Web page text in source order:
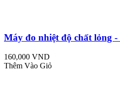
Máy đo nhiệt độ chất lỏng
160,000 VND
Thêm Vào Giỏ